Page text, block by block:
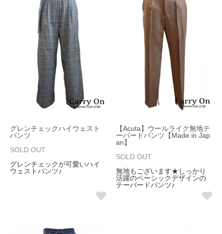
グレンチェックハイウェスト
パンツ
SOLD OUT
グレンチェックが可愛いハイ
ウェストパンツ♪
【Acuta】ウールライク無地テ
ーパードパンツ【Made in Jap
an】
SOLD OUT
無地もございます★しっかり
活躍のベーシックデザインの
テーパードパンツ♪